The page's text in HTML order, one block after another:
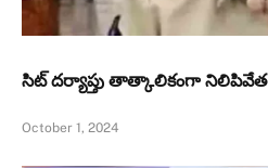
సిట్‌ దర్యాప్తు తాత్కాలికంగా నిలిపివేత
October 1, 2024